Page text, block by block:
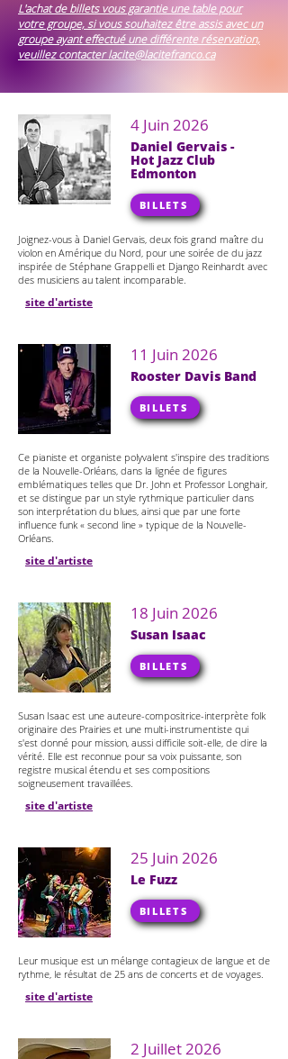
L'achat de billets vous garantie une table pour
votre groupe, si vous souhaitez être assis avec un
groupe ayant effectué une différente réservation,
veuillez contacterlacite@lacitefranco.ca
4 Juin 2026
Daniel Gervais -
Hot Jazz Club
Edmonton
BILLETS
Joignez-vous à Daniel Gervais, deux fois grand maître du
violon en Amérique du Nord, pour une soirée de du jazz
inspirée de Stéphane Grappelli et Django Reinhardt avec
des musiciens au talent incomparable.
site d'artiste
11 Juin 2026
Rooster Davis Band
BILLETS
Ce pianiste et organiste polyvalent s'inspire des traditions
de la Nouvelle-Orléans, dans la lignée de figures
emblématiques telles que Dr. John et Professor Longhair,
et se distingue par un style rythmique particulier dans
son interprétation du blues, ainsi que par une forte
influence funk « second line » typique de la Nouvelle-
Orléans.
site d'artiste
18 Juin 2026
Susan Isaac
BILLETS
Susan Isaac est une auteure-compositrice-interprète folk
originaire des Prairies et une multi-instrumentiste qui
s'est donné pour mission, aussi difficile soit-elle, de dire la
vérité. Elle est reconnue pour sa voix puissante, son
registre musical étendu et ses compositions
soigneusement travaillées.
site d'artiste
25 Juin 2026
Le Fuzz
BILLETS
Leur musique est un mélange contagieux de langue et de
rythme, le résultat de 25 ans de concerts et de voyages.
site d'artiste
2 Juillet 2026